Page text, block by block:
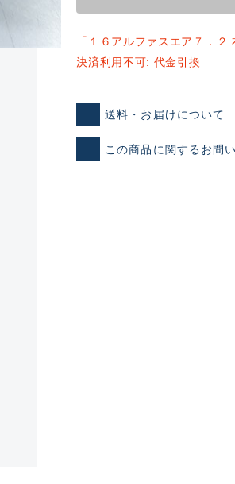
ランクとは？
「１６アルファスエア７．２
決済利用不可: 代金引換
送料・お届けについて
この商品に関するお問